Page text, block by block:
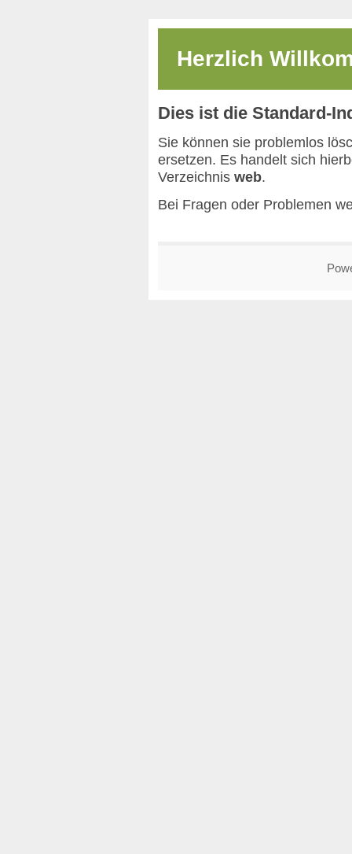
Herzlich
Dies ist die Standard-
Sie können sie problemlos
ersetzen. Es handelt sich
Verzeichnis web.
Bei Fragen oder Problemen